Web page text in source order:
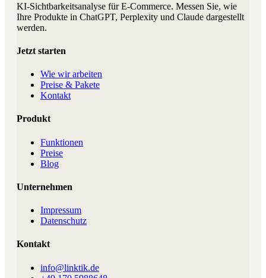
KI-Sichtbarkeitsanalyse für E-Commerce. Messen Sie, wie
Ihre Produkte in ChatGPT, Perplexity und Claude dargestellt
werden.
Jetzt starten
Wie wir arbeiten
Preise & Pakete
Kontakt
Produkt
Funktionen
Preise
Blog
Unternehmen
Impressum
Datenschutz
Kontakt
info@linktik.de